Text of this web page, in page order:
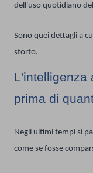
dell'uso quotidiano
Sono quei dettagli a
storto.
L'intelligenza
prima di
Negli ultimi tempi si
come se fosse